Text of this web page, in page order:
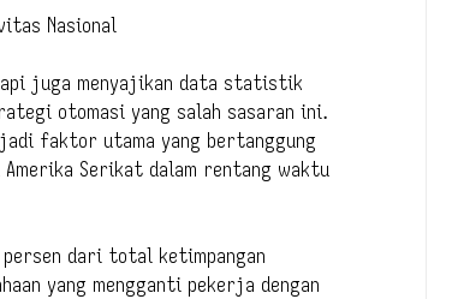
Nasional
juga menyajikan data statistik
otomasi yang salah sasaran ini.
faktor utama yang bertanggung
Serikat dalam rentang waktu
persen dari total ketimpangan
yang mengganti pekerja dengan